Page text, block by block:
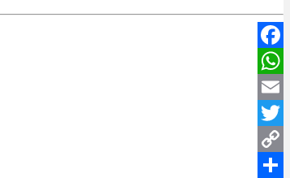
Facebook
WhatsApp
Email
Twitter
Copy